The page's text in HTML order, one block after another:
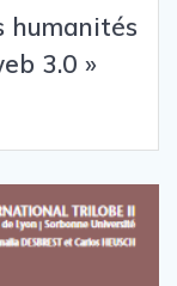
humanités
3.0 »